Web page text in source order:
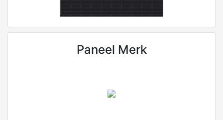
Paneel Merk